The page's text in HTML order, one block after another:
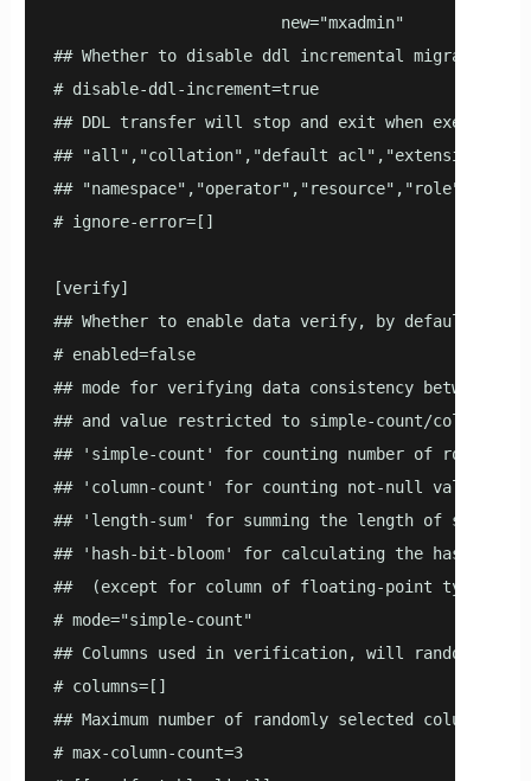
                        new="mxadmin"
## Whether to disable ddl incremental
# disable-ddl-increment=true
## DDL transfer will stop and exit when
## "all","collation","default
##
# ignore-error=[]
[verify]
## Whether to enable data verify, by default, it
# enabled=false
## mode for verifying data consistency between
## and value restricted to simple-count/column-
## 'simple-count' for counting number of rows
## 'column-count' for counting not-null value of a
## 'length-sum' for summing the length of some
## 'hash-bit-bloom' for calculating the hash for
##  (except for column of floating-point type,
# mode="simple-count"
## Columns used in verification, will randomly
# columns=[]
## Maximum number of randomly selected columns
# max-column-count=3